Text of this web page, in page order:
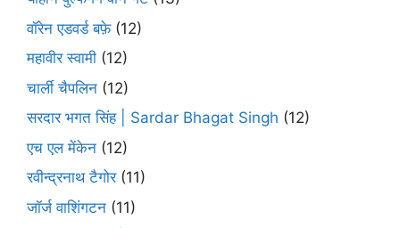
वॉरेन एडवर्ड बफ़े(12)
महावीर स्वामी (12)
चार्ली चैपलिन (12)
सरदार भगत सिंह | Sardar Bhagat Singh (12)
एच एल मेंकेन (12)
रवीन्द्रनाथ टैगोर(11)
जॉर्ज वाशिंगटन (11)